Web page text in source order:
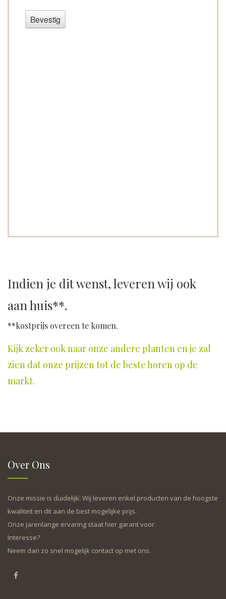
Indien je dit wenst, leveren wij ook
aan huis**.
**kostprijs overeen te komen.
Kijk zeker ook naar onze andere planten en je zal
zien dat onze prijzen tot de beste horen op de
markt.
Over Ons
Onze missie is duidelijk: Wij leveren enkel producten van de hoogste
kwaliteit en dit aan de best mogelijke prijs.
Onze jarenlange ervaring staat hier garant voor.
Interesse?
Neem dan zo snel mogelijk contact op met ons.